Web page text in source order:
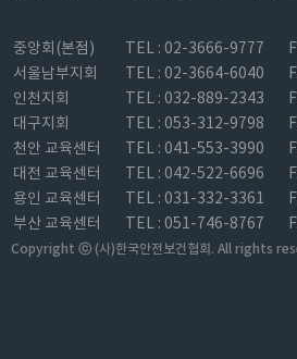
중앙회(본점) TEL : 02-3666-9777
서울남부지회
TEL : 02-3664-6040
인천지회
TEL : 032-889-2343
대구지회
TEL : 053-312-9798
천안 교육센터
TEL : 041-553-3990
대전 교육센터
TEL : 042-522-6696
용인 교육센터
TEL : 031-332-3361
부산 교육센터
TEL : 051-746-8767
Copyright ⓒ (사)한국안전보건협회. All rights